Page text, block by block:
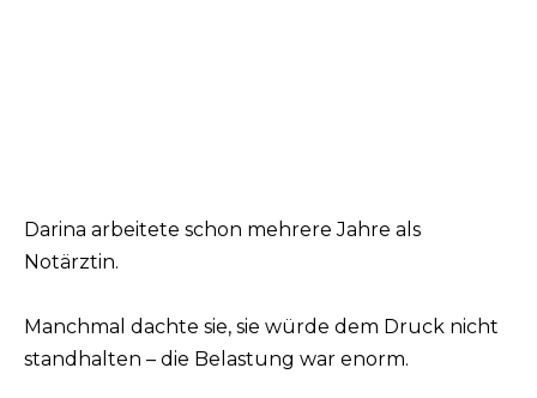
Darina arbeitete schon mehrere Jahre als
Notärztin.
Manchmal dachte sie, sie würde dem Druck nicht
standhalten – die Belastung war enorm.